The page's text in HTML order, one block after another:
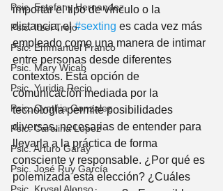
Psic. Estefany Hernandez
Psic. Itzel Trejo
Psic. Emmanuel Franco
Psic. Mary Wicab
Psic. Yuridia Recio
Psic. Cynthia Gonzalez
Psic. Carolina López
Psic. Arturo Garay
Psic. José Ruy García
importar el tipo de vínculo o la
distancia, el #sexting es cada vez más
empleado como una manera de intimar
entre personas desde diferentes
contextos. Está opción de
comunicación mediada por la
tecnología permite posibilidades
diversas, necesarias de entender para
llevarla a la práctica de forma
consciente y responsable. ¿Por qué es
polemizada está elección? ¿Cuáles